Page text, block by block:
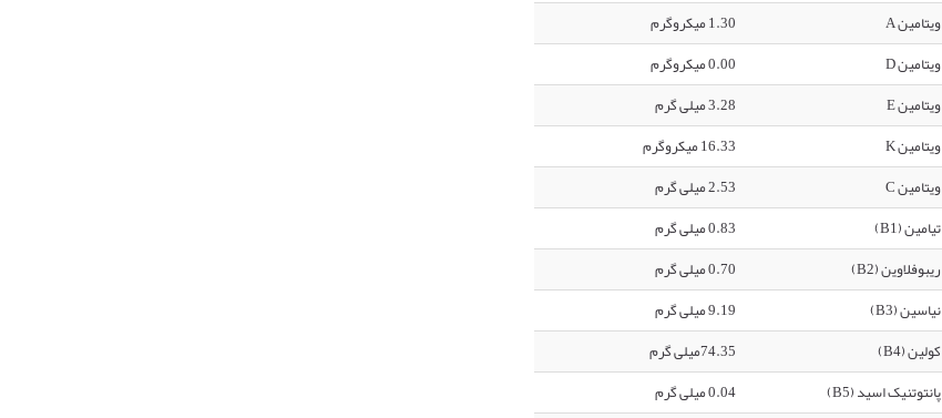
ویتامین A
1.30 میکروگرم
ویتامین D
0.00 میکروگرم
ویتامین E
3.28 میلی گرم
ویتامین K
16.33 میکروگرم
ویتامین C
2.53 میلی گرم
تیامین (B1)
0.83 میلی گرم
ریبوفلاوین (B2)
0.70 میلی گرم
نیاسین (B3)
9.19 میلی گرم
کولین (B4)
74.35میلی گرم
پانتوتنیک اسید (B5)
0.04 میلی گرم